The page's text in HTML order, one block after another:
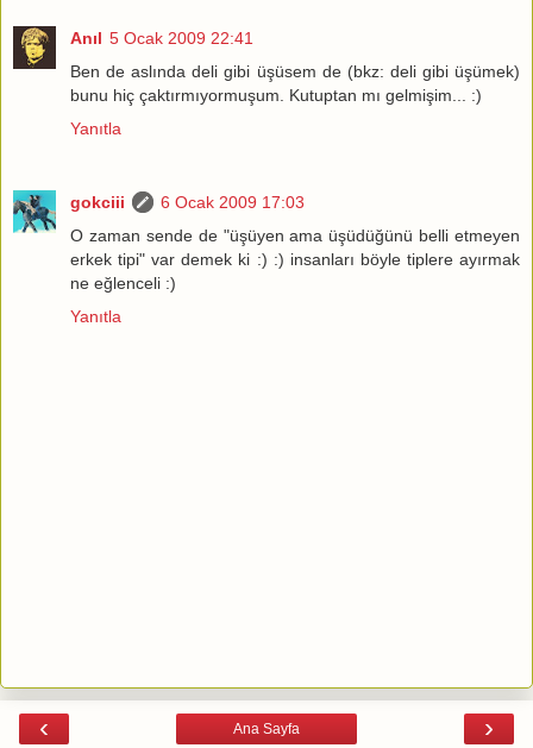
Anıl 5 Ocak 2009 22:41
Ben de aslında deli gibi üşüsem de (bkz: deli gibi üşümek)
bunu hiç çaktırmıyormuşum. Kutuptan mı gelmişim... :)
Yanıtla
gokciii
6 Ocak 2009 17:03
O zaman sende de "üşüyen ama üşüdüğünü belli etmeyen
erkek tipi" var demek ki :) :) insanları böyle tiplere ayırmak
ne eğlenceli :)
Yanıtla
‹ ›
Ana Sayfa